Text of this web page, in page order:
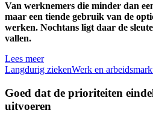
Van werknemers die minder dan
maar een tiende gebruik van de
werken. Nochtans ligt daar de
vallen.
Lees meer
Langdurig ziekenWerk en
Goed dat de prioriteiten
uitvoeren